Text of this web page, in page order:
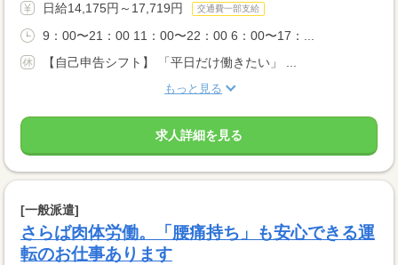
日給14,175円～17,719円 交通費一部支給
9：00〜21：00 11：00〜22：00 6：00〜17：...
【自己申告シフト】 「平日だけ働きたい」 ...
もっと見る
求人詳細を見る
[一般派遣]
さらば肉体労働。「腰痛持ち」も安心できる運
転のお仕事あります